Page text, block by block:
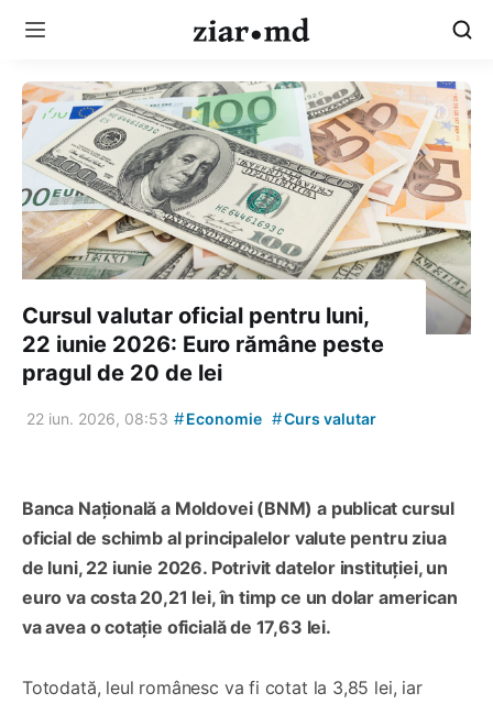
Cursul valutar oficial pentru luni,
22 iunie 2026: Euro rămâne peste
pragul de 20 de lei
22 iun. 2026, 08:53 #Economie #Curs valutar
Banca Națională a Moldovei (BNM) a publicat cursul
oficial de schimb al principalelor valute pentru ziua
de luni, 22 iunie 2026. Potrivit datelor instituției, un
euro va costa 20,21 lei, în timp ce un dolar american
va avea o cotație oficială de 17,63 lei.
Totodată, leul românesc va fi cotat la 3,85 lei, iar